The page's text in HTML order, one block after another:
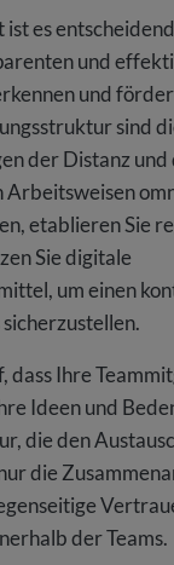
es
und
und
sind
der Distanz und
Arbeitsweisen
etablieren Sie
Sie digitale
um einen
dass Ihre
Ideen und
die den
die
der Teams.